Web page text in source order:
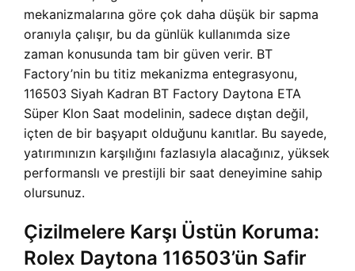
mekanizmalarına göre çok daha düşük bir sapma
oranıyla çalışır, bu da günlük kullanımda size
zaman konusunda tam bir güven verir. BT
Factory’nin bu titiz mekanizma entegrasyonu,
116503 Siyah Kadran BT Factory Daytona ETA
Süper Klon Saat modelinin, sadece dıştan değil,
içten de bir başyapıt olduğunu kanıtlar. Bu sayede,
yatırımınızın karşılığını fazlasıyla alacağınız, yüksek
performanslı ve prestijli bir saat deneyimine sahip
olursunuz.
Çizilmelere Karşı Üstün Koruma:
Rolex Daytona 116503’ün Safir